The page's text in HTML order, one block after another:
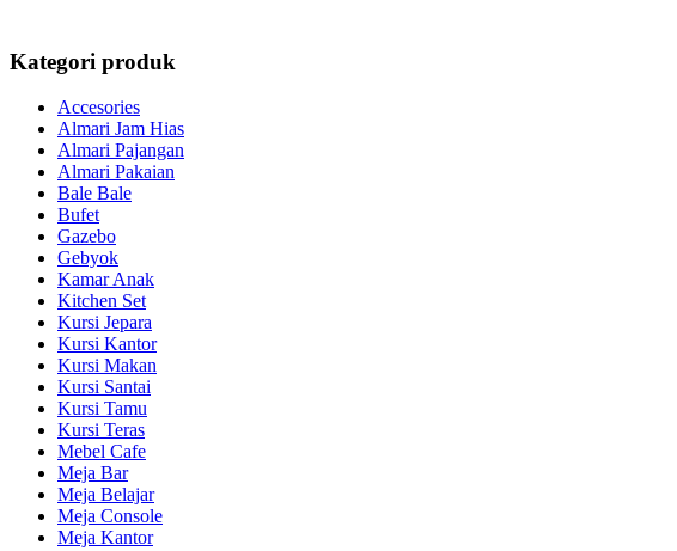
Kategori produk
Accesories
Almari Jam Hias
Almari Pajangan
Almari Pakaian
Bale Bale
Bufet
Gazebo
Gebyok
Kamar Anak
Kitchen Set
Kursi Jepara
Kursi Kantor
Kursi Makan
Kursi Santai
Kursi Tamu
Kursi Teras
Mebel Cafe
Meja Bar
Meja Belajar
Meja Console
Meja Kantor